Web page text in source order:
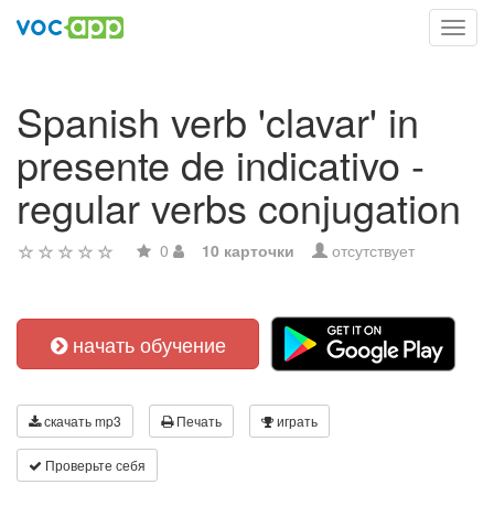
Spanish verb 'clavar' in
presente de indicativo -
regular verbs conjugation
0 10 карточки отсутствует
начать обучение
скачать mp3 Печать играть
Проверьте себя